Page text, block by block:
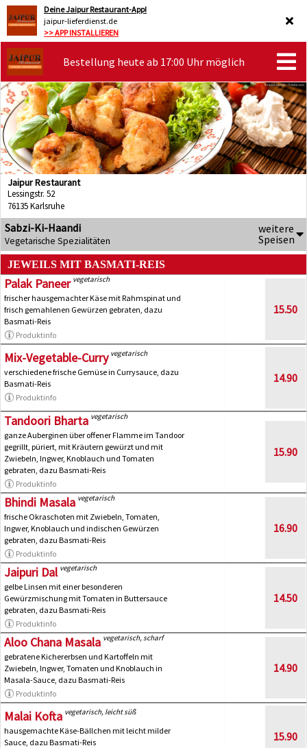
Deine Jaipur Restaurant-App!
jaipur-lieferdienst.de
>> APP INSTALLIEREN
Bestellung heute ab 17:00 Uhr möglich
Jaipur Restaurant
Lessingstr. 52
76135 Karlsruhe
Sabzi-Ki-Haandi
Vegetarische Spezialitäten
weitere
Speisen
JEWEILS MIT BASMATI-REIS
Palak Paneer vegetarisch
frischer hausgemachter Käse mit Rahmspinat und
frisch gemahlenen Gewürzen gebraten, dazu
Basmati-Reis
Produktinfo
15.50
Mix-Vegetable-Curry vegetarisch
verschiedene frische Gemüse in Currysauce, dazu
Basmati-Reis
Produktinfo
14.90
Tandoori Bharta vegetarisch
ganze Auberginen über offener Flamme im Tandoor
gegrillt, püriert, mit Kräutern gewürzt und mit
Zwiebeln, Ingwer, Knoblauch und Tomaten
gebraten, dazu Basmati-Reis
Produktinfo
15.90
Bhindi Masala vegetarisch
frische Okraschoten mit Zwiebeln, Tomaten,
Ingwer, Knoblauch und indischen Gewürzen
gebraten, dazu Basmati-Reis
Produktinfo
16.90
Jaipuri Dal vegetarisch
gelbe Linsen mit einer besonderen
Gewürzmischung mit Tomaten in Buttersauce
gebraten, dazu Basmati-Reis
Produktinfo
14.50
Aloo Chana Masala vegetarisch, scharf
gebratene Kichererbsen und Kartoffeln mit
Zwiebeln, Ingwer, Tomaten und Knoblauch in
Masala-Sauce, dazu Basmati-Reis
Produktinfo
14.90
Malai Kofta vegetarisch, leicht süß
hausgemachte Käse-Bällchen mit leicht milder
Sauce, dazu Basmati-Reis
15.90